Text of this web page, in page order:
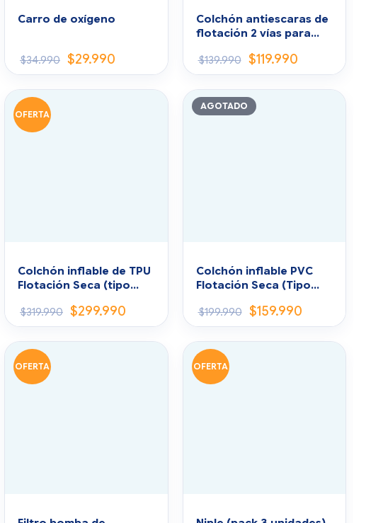
Carro de oxígeno
$34.990 $29.990
Colchón antiescaras de
flotación 2 vías para
$139.990 $119.990
OFERTA
Colchón inflable de TPU
Flotación Seca (tipo
$319.990 $299.990
AGOTADO
Colchón inflable PVC
Flotación Seca (Tipo
$199.990 $159.990
OFERTA OFERTA